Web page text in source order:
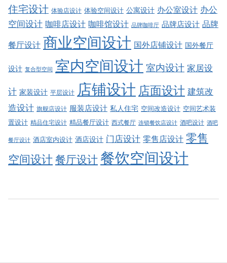
住宅设计 体验店设计 体验空间设计 公寓设计 办公室设计 办公
空间设计 咖啡店设计 咖啡馆设计 品牌咖啡厅 品牌店设计 品牌
餐厅设计 商业空间设计 国外店铺设计 国外餐厅
设计 复合型空间 室内空间设计 室内设计 家居设
计 家装设计 平层设计 店铺设计 店面设计 建筑改
造设计 旗舰店设计 服装店设计 私人住宅 空间改造设计 空间艺术装
置设计 精品住宅设计 精品餐厅设计 西式餐厅 连锁餐饮店设计 酒吧设计 酒吧
餐厅设计 酒店室内设计 酒店设计 门店设计 零售店设计 零售
空间设计餐厅设计 餐饮空间设计